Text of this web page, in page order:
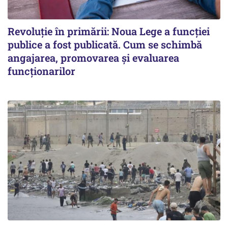
Revoluție în primării: Noua Lege a funcției
publice a fost publicată. Cum se schimbă
angajarea, promovarea și evaluarea
funcționarilor